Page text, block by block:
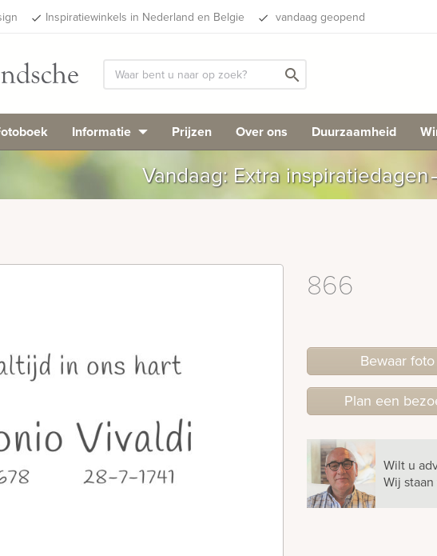
done Inspiratiewinkels in Nederland en Belgie done vandaag geopend
search
Informatie Prijzen Over ons Duurzaamheid
Vandaag: Extra inspiratiedagen
866
Bewaar foto
Plan een
Wilt u
Wij